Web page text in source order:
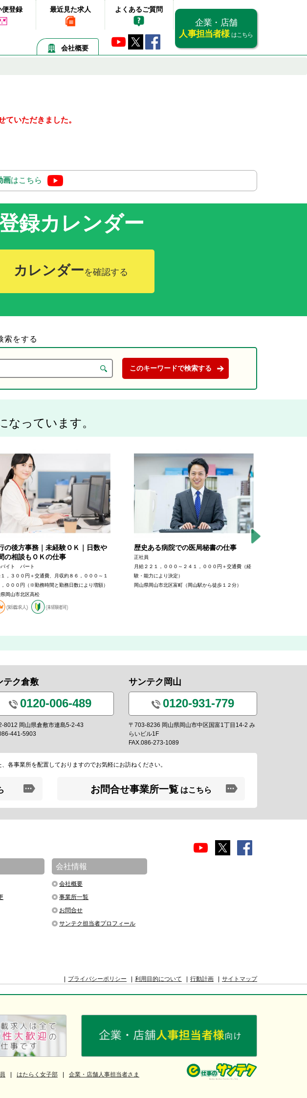
便登録 最近見た求人 よくあるご質問
企業・店舗
人事担当者様 はこちら
会社概要
ていただきました。
画はこちら
録カレンダー
カレンダーを確認する
索をする
なっています。
の後方事務｜未経験ＯＫ｜日数や
の相談もＯＫの仕事
バイト パート
，３００円＋交通費、月収約８６，０００～１
，０００円（※勤務時間と勤務日数により増額）
県岡山市北区高松
歴史ある病院での医局秘書の仕事
正社員
月給２２１，０００～２４１，０００円＋交通費（経
験・能力により決定）
岡山県岡山市北区富町（岡山駅から徒歩１２分）
テク倉敷
0120-006-489
8012 岡山県倉敷市連島5-2-43
441-5903
サンテク岡山
0120-931-779
〒703-8236 岡山県岡山市中区国富1丁目14-2 み
らいビル1F
FAX.086-273-1089
各事業所を配置しておりますのでお気軽にお訪ねください。
お問合せ事業所一覧 はこちら
会社情報
会社概要
事業所一覧
お問合せ
サンテク担当者プロフィール
プライバシーポリシー 利用目的について 行動計画 サイトマップ
はたらく女子部 企業・店舗人事担当者さま